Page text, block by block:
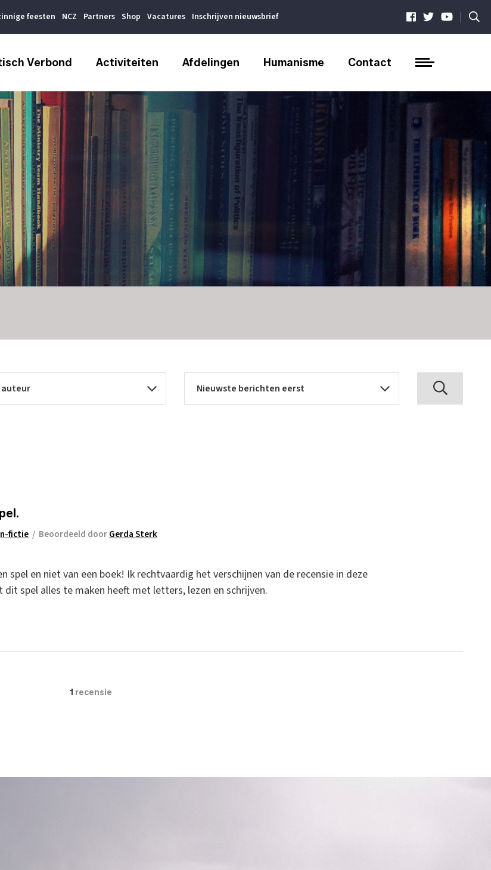
feesten NCZ Partners Shop Vacatures Inschrijven nieuwsbrief |
Verbond Activiteiten Afdelingen Humanisme Contact
fictie / Beoordeeld doorGerda Sterk
spel en niet van een boek! Ik rechtvaardig het verschijnen van de recensie in deze
spel alles te maken heeft met letters, lezen en schrijven.
1 recensie